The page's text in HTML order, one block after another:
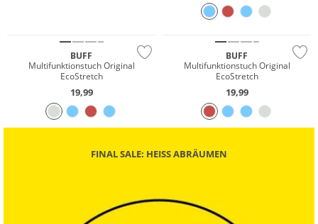
BUFF
Multifunktionstuch Original
EcoStretch
19,99
BUFF
Multifunktionstuch Original
EcoStretch
19,99
FINAL SALE: HEISS ABRÄUMEN